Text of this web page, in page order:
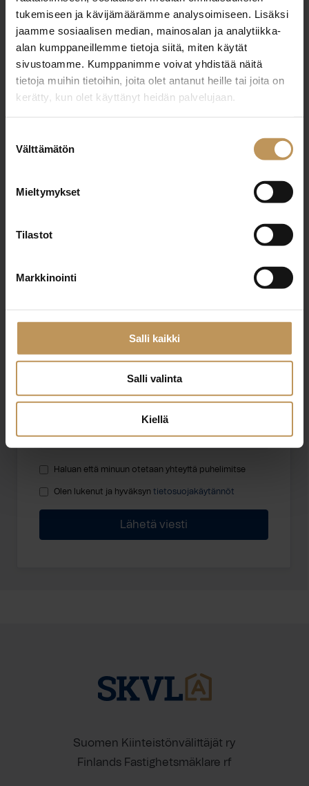
tukemiseen ja kävijämäärämme analysoimiseen. Lisäksi
jaamme sosiaalisen median, mainosalan ja analytiikka-
alan kumppaneillemme tietoja siitä, miten käytät
sivustoamme. Kumppanimme voivat yhdistää näitä
tietoja muihin tietoihin, joita olet antanut heille tai joita on
kerätty, kun olet käyttänyt heidän palvelujaan.
valinta
Välttämätön
Mieltymykset
Tilastot
Markkinointi
Salli kaikki
Salli valinta
Kiellä
"*" näyttää pakolliset kentät
Sähköposti
Haluan että minuun otetaan yhteyttä puhelimitse
Olen lukenut ja hyväksyn tietosuojakäytännöt
Suomen Kiinteistönvälittäjät ry
Finlands Fastighetsmäklare rf